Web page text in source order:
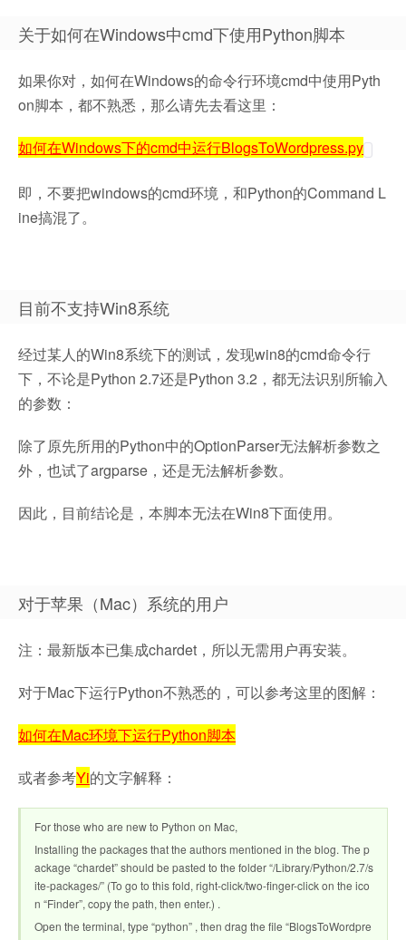
关于如何在Windows中cmd下使用Python脚本
如果你对，如何在Windows的命令行环境cmd中使用Pyth
on脚本，都不熟悉，那么请先去看这里：
如何在Windows下的cmd中运行BlogsToWordpress.py
即，不要把windows的cmd环境，和Python的Command L
ine搞混了。
目前不支持Win8系统
经过某人的Win8系统下的测试，发现win8的cmd命令行
下，不论是Python 2.7还是Python 3.2，都无法识别所输入
的参数：
除了原先所用的Python中的OptionParser无法解析参数之
外，也试了argparse，还是无法解析参数。
因此，目前结论是，本脚本无法在Win8下面使用。
对于苹果（Mac）系统的用户
注：最新版本已集成chardet，所以无需用户再安装。
对于Mac下运行Python不熟悉的，可以参考这里的图解：
如何在Mac环境下运行Python脚本
或者参考Yi的文字解释：
For those who are new to Python on Mac,
Installing the packages that the authors mentioned in the blog. The p
ackage “chardet” should be pasted to the folder “/Library/Python/2.7/s
ite-packages/” (To go to this fold, right-click/two-finger-click on the ico
n “Finder”, copy the path, then enter.) .
Open the terminal, type “python” , then drag the file “BlogsToWordpre